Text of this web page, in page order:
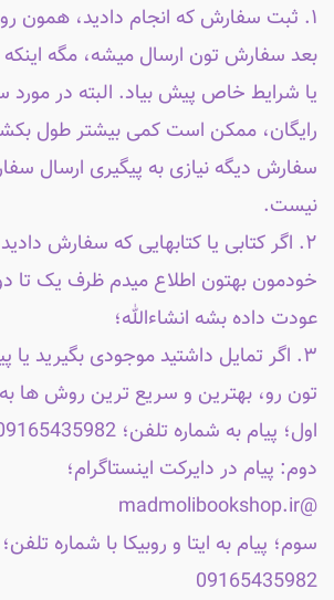
۱. ثبت سفارش که انجام دادید، همون
بعد سفارش تون ارسال میشه، مگه
یا شرایط خاص پیش بیاد. البته در مورد
رایگان، ممکن است کمی بیشتر طول
سفارش دیگه نیازی به پیگیری ارسال
نیست.
۲. اگر کتابی یا کتابهایی که سفارش
خودمون بهتون اطلاع میدم ظرف یک تا
عودت داده بشه انشاءالله؛
۳. اگر تمایل داشتید موجودی بگیرید
تون رو، بهترین و سریع ترین روش ها
اول؛ پیام به شماره تلفن؛ 09165435982
دوم: پیام در دایرکت اینستاگرام؛
@madmolibookshop.ir
سوم؛ پیام به ایتا و روبیکا با شماره تلفن؛
09165435982